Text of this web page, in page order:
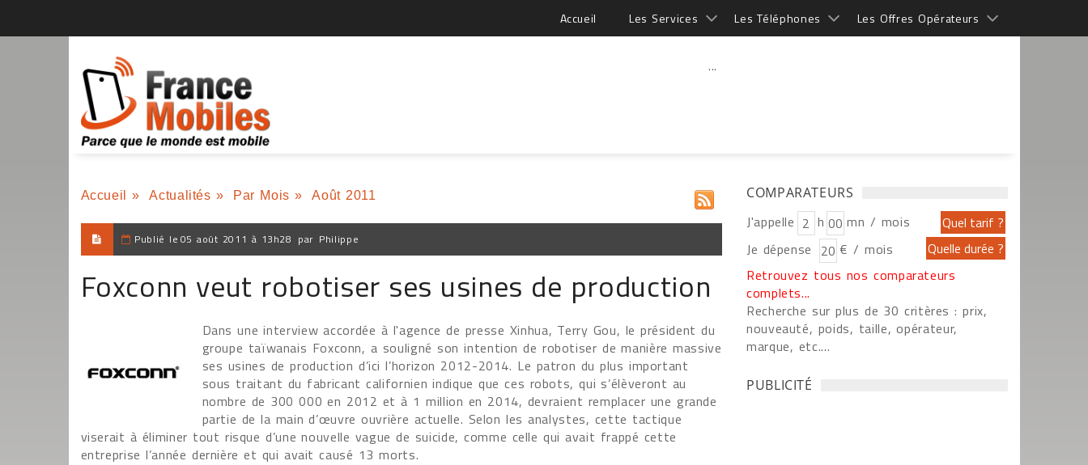
Accueil Les Services Les Téléphones Les Offres Opérateurs
...
Accueil » Actualités » Par Mois » Août 2011
Publié le 05 août 2011 à 13h28 par Philippe
Foxconn veut robotiser ses usines de production
Dans une interview accordée à l'agence de presse Xinhua, Terry Gou, le président du
groupe taïwanais Foxconn, a souligné son intention de robotiser de manière massive
ses usines de production d’ici l’horizon 2012-2014. Le patron du plus important
sous traitant du fabricant californien indique que ces robots, qui s’élèveront au
nombre de 300 000 en 2012 et à 1 million en 2014, devraient remplacer une grande
partie de la main d’œuvre ouvrière actuelle. Selon les analystes, cette tactique
viserait à éliminer tout risque d’une nouvelle vague de suicide, comme celle qui avait frappé cette
entreprise l’année dernière et qui avait causé 13 morts.
COMPARATEURS
J'appelle h
mn / mois
Je dépense
€ / mois
Retrouvez tous nos comparateurs
complets...
Recherche sur plus de 30 critères : prix,
nouveauté, poids, taille, opérateur,
marque, etc....
PUBLICITÉ